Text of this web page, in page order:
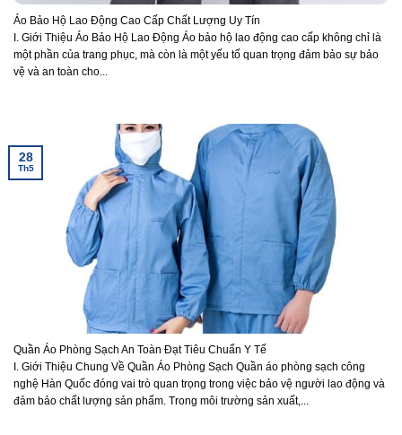
Áo Bảo Hộ Lao Động Cao Cấp Chất Lượng Uy Tín
I. Giới Thiệu Áo Bảo Hộ Lao Động Áo bảo hộ lao động cao cấp không chỉ là
một phần của trang phục, mà còn là một yếu tố quan trọng đảm bảo sự bảo
vệ và an toàn cho...
Quần Áo Phòng Sạch An Toàn Đạt Tiêu Chuẩn Y Tế
I. Giới Thiệu Chung Về Quần Áo Phòng Sạch Quần áo phòng sạch công
nghệ Hàn Quốc đóng vai trò quan trọng trong việc bảo vệ người lao động và
đảm bảo chất lượng sản phẩm. Trong môi trường sản xuất,...
28
Th5